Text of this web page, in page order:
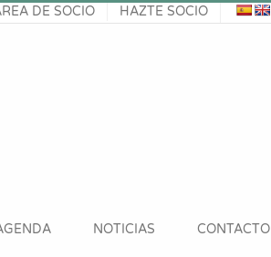
DE SOCIO HAZTE SOCIO
NOTICIAS CONTACTO